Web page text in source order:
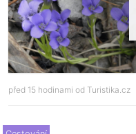
před 15 hodinami od Turistika.cz